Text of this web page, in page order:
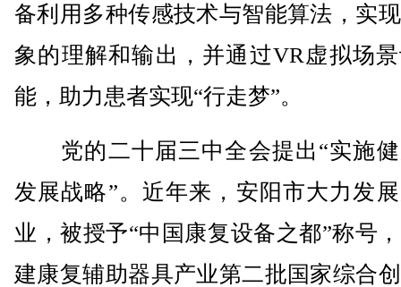
备利用多种传感技术与智能算法，实
象的理解和输出，并通过VR虚拟场
能，助力患者实现“行走梦”。
党的二十届三中全会提出“实施健
发展战略”。近年来，安阳市大力发
业，被授予“中国康复设备之都”称号
建康复辅助器具产业第二批国家综合